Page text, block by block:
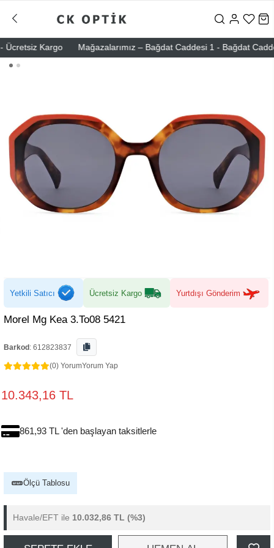
Kargo Mağazalarımız – Bağdat Caddesi 1 - Bağdat
Yetkili Satıcı Ücretsiz Kargo Yurtdışı Gönderim
Morel Mg Kea 3.To08 5421
Barkod : 612823837
(0) YorumYorum Yap
10.343,16 TL
861,93 TL 'den başlayan taksitlerle
Ölçü Tablosu
Havale/EFT ile 10.032,86 TL (%3)